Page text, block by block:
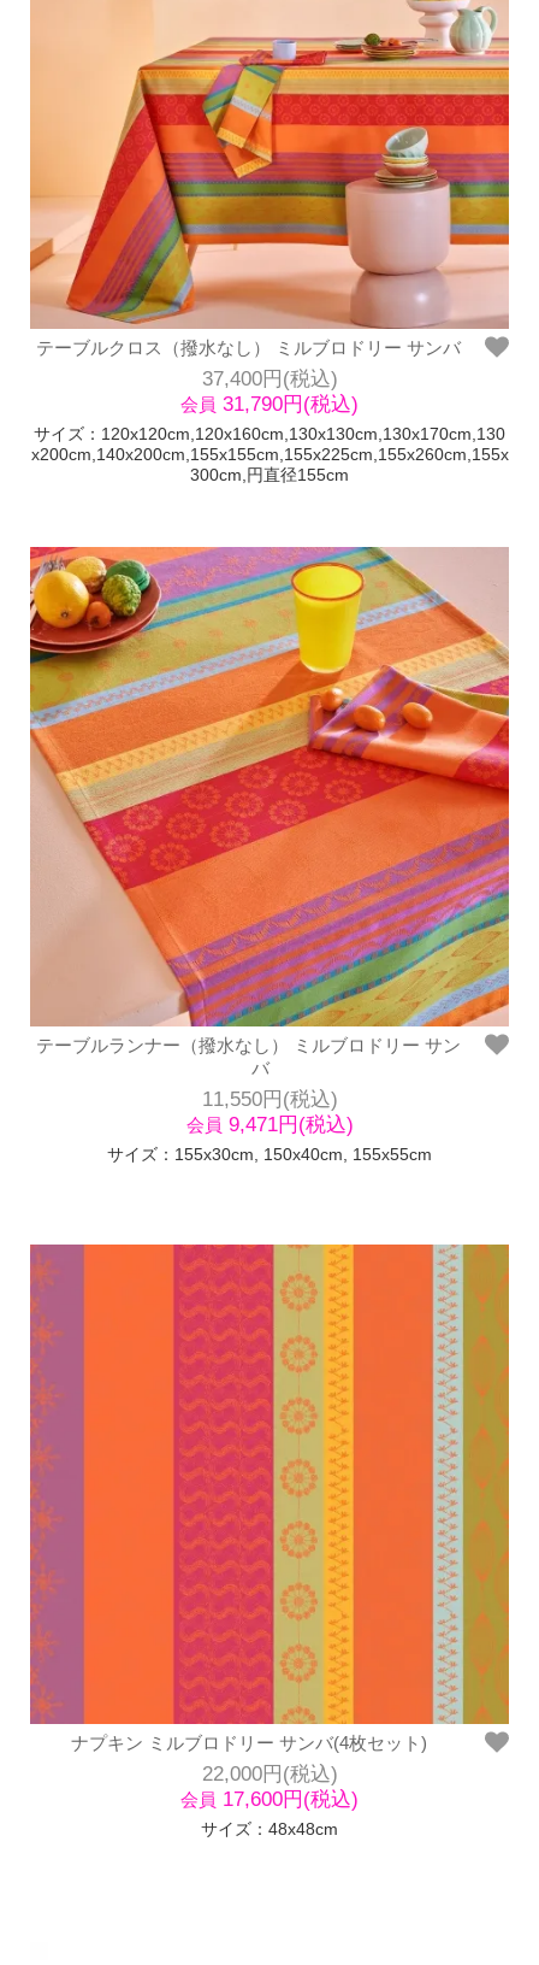
テーブルクロス（撥水なし） ミルブロドリー サンバ
37,400円(税込)
会員 31,790円(税込)
サイズ：120x120cm,120x160cm,130x130cm,130x170cm,130
x200cm,140x200cm,155x155cm,155x225cm,155x260cm,155x
300cm,円直径155cm
テーブルランナー（撥水なし） ミルブロドリー サン
バ
11,550円(税込)
会員 9,471円(税込)
サイズ：155x30cm, 150x40cm, 155x55cm
ナプキン ミルブロドリー サンバ(4枚セット)
22,000円(税込)
会員 17,600円(税込)
サイズ：48x48cm